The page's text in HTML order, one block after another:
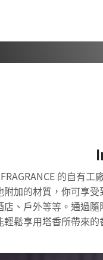
的自有
附加的材質，你可享
店、戶外等等。通過
鬆享用塔香所帶來的